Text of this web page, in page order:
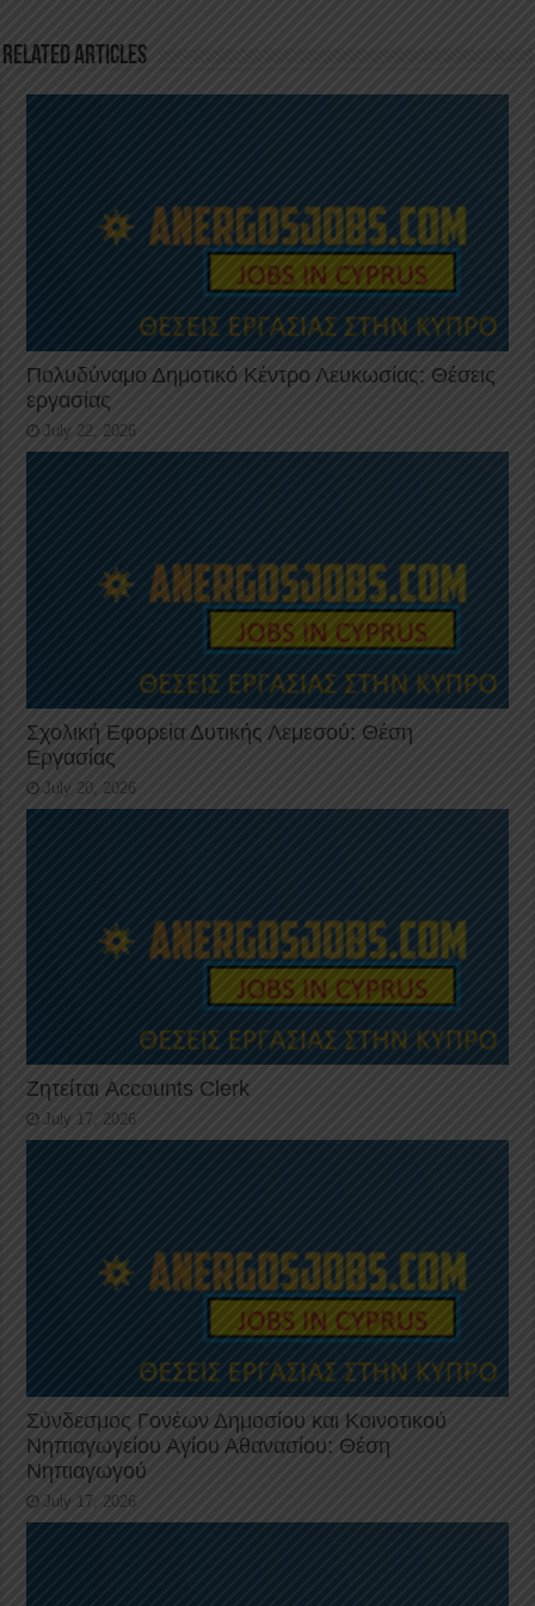
k
Related Articles
Πολυδύναμο Δημοτικό Κέντρο Λευκωσίας: Θέσεις
εργασίας
July 22, 2026
Σχολική Εφορεία Δυτικής Λεμεσού: Θέση
Εργασίας
July 20, 2026
Ζητείται Accounts Clerk
July 17, 2026
Σύνδεσμος Γονέων Δημοσίου και Κοινοτικού
Νηπιαγωγείου Αγίου Αθανασίου: Θέση
Νηπιαγωγού
July 17, 2026